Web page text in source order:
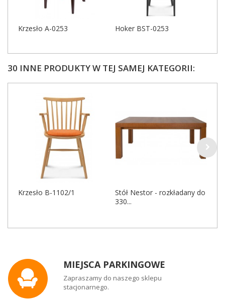
Krzesło A-0253 Hoker BST-0253
30 INNE PRODUKTY W TEJ SAMEJ KATEGORII:
Krzesło B-1102/1
Stół Nestor - rozkładany do
330...
MIEJSCA PARKINGOWE
Zapraszamy do naszego sklepu
stacjonarnego.